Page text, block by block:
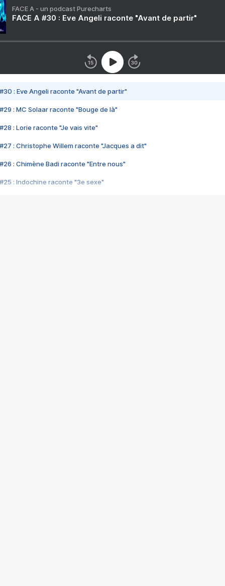
FACE A - un podcast Purecharts
FACE A #30 : Eve Angeli raconte "Avant de partir"
#30 : Eve Angeli raconte "Avant de partir"
#29 : MC Solaar raconte "Bouge de là"
#28 : Lorie raconte "Je vais vite"
#27 : Christophe Willem raconte "Jacques a dit"
#26 : Chimène Badi raconte "Entre nous"
#25 : Indochine raconte "3e sexe"